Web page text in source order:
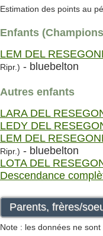
Estimation des points au
Enfants
LEM DEL
Ripr.) - bluebelton
Autres enfants
LARA DEL
LEDY DEL
LEM DEL
Ripr.) - bluebelton
LOTA DEL
Descendance
Parents, frères/
Note : les données ne